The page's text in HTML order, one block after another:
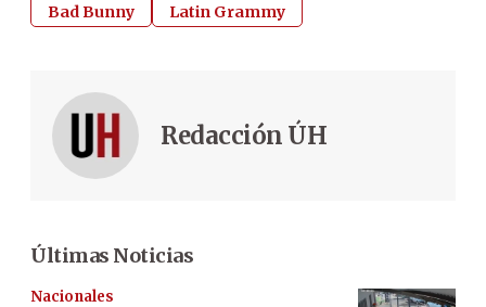
Bad Bunny Latin Grammy
Redacción ÚH
Últimas Noticias
Nacionales